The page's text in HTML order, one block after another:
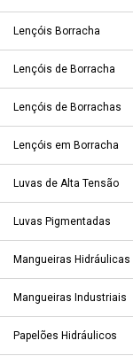
Lençóis Borracha
Lençóis de Borracha
Lençóis de Borrachas
Lençóis em Borracha
Luvas de Alta Tensão
Luvas Pigmentadas
Mangueiras Hidráulicas
Mangueiras Industriais
Papelões Hidráulicos